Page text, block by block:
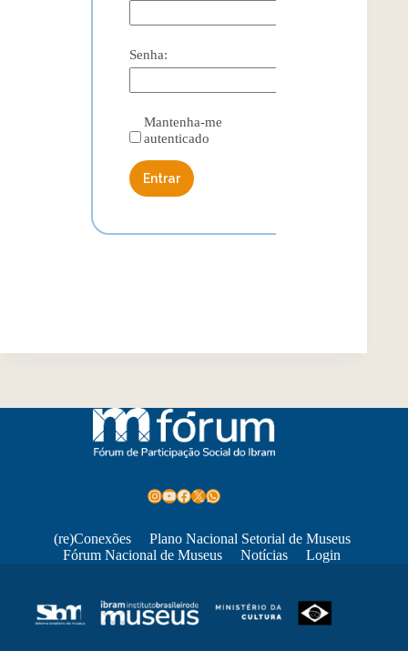
Senha:
Mantenha-me
autenticado
Entrar
Instagram
Youtube
Facebook
X WhatsApp
(re)Conexões
Plano Nacional Setorial de Museus
Fórum Nacional de Museus
Notícias Login